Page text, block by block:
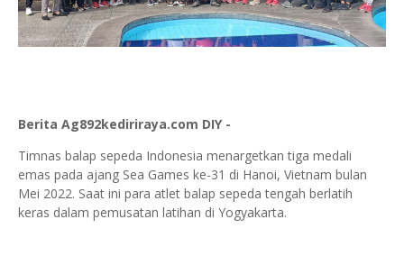
Berita Ag892kediriraya.com DIY -
Timnas balap sepeda Indonesia menargetkan tiga medali
emas pada ajang Sea Games ke-31 di Hanoi, Vietnam bulan
Mei 2022. Saat ini para atlet balap sepeda tengah berlatih
keras dalam pemusatan latihan di Yogyakarta.